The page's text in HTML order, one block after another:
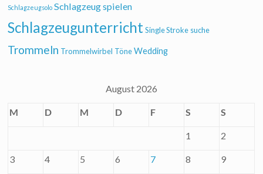
Schlagzeugsolo Schlagzeug spielen
Schlagzeugunterricht Single Stroke suche
Trommeln Trommelwirbel Töne Wedding
August 2026
M D M D F S S
1 2
3 4 5 6 7 8 9